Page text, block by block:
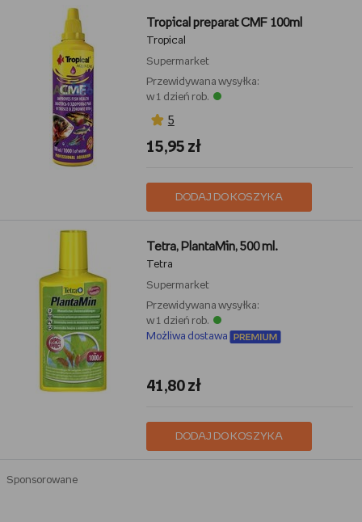
Tropical preparat CMF 100ml
Tropical
Supermarket
Przewidywana wysyłka:
w 1 dzień rob.
5
15,95 zł
DODAJ DO KOSZYKA
Tetra, PlantaMin, 500 ml.
Tetra
Supermarket
Przewidywana wysyłka:
w 1 dzień rob.
Możliwa dostawa
41,80 zł
DODAJ DO KOSZYKA
Sponsorowane